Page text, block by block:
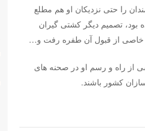
را حتی نزدیکان او هم مطلع
بود، تصمیم دیگر کشتی گیران
خاصی از قبول آن طفره رفت و…
از راه و رسم او‌ در صحنه های
کشور باشند.